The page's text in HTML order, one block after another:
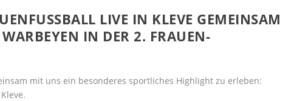
LIVE IN KLEVE GEMEINSAM D
IN DER 2. FRAUEN-B
mit uns ein besonderes sportliches Highlight zu erleben: